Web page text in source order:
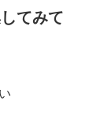
てみて